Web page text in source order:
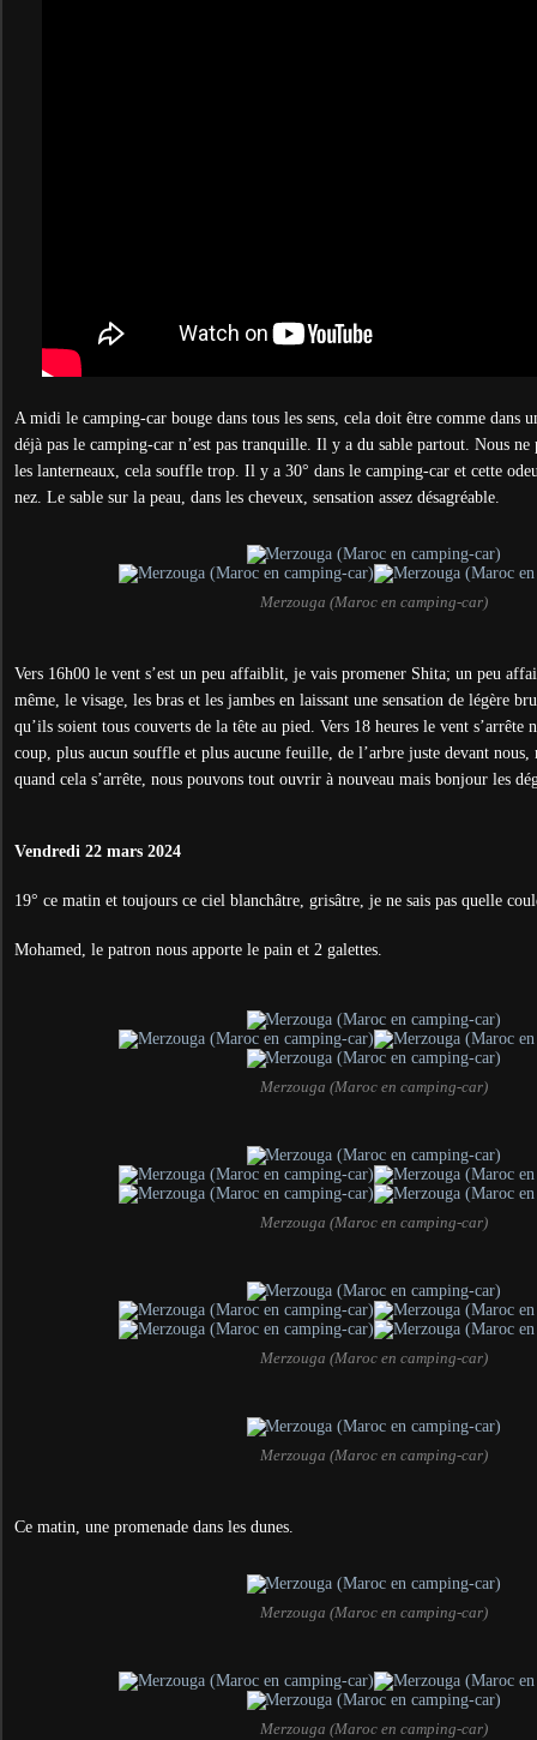
A midi le camping-car bouge dans tous les sens, cela doit être comme dans
déjà pas le camping-car n’est pas tranquille. Il y a du sable partout. Nous
les lanterneaux, cela souffle trop. Il y a 30° dans le camping-car et cette
nez. Le sable sur la peau, dans les cheveux, sensation assez désagréable.
Merzouga (Maroc en camping-car)
Vers 16h00 le vent s’est un peu affaiblit, je vais promener Shita; un peu
même, le visage, les bras et les jambes en laissant une sensation de légère
qu’ils soient tous couverts de la tête au pied. Vers 18 heures le vent s’arrête
coup, plus aucun souffle et plus aucune feuille, de l’arbre juste devant
quand cela s’arrête, nous pouvons tout ouvrir à nouveau mais bonjour les
Vendredi 22 mars 2024
19° ce matin et toujours ce ciel blanchâtre, grisâtre, je ne sais pas quelle
Mohamed, le patron nous apporte le pain et 2 galettes.
Merzouga (Maroc en camping-car)
Merzouga (Maroc en camping-car)
Merzouga (Maroc en camping-car)
Merzouga (Maroc en camping-car)
Ce matin, une promenade dans les dunes.
Merzouga (Maroc en camping-car)
Merzouga (Maroc en camping-car)